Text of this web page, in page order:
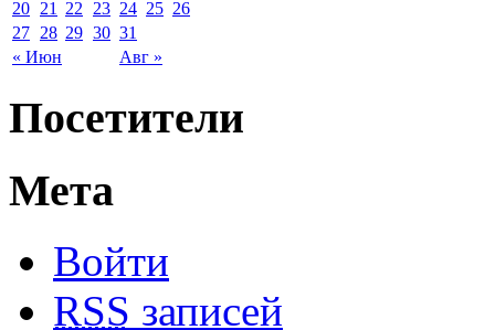
« Июн Авг »
20 21 22 23 24 25 26
27 28 29 30 31
Посетители
Мета
Войти
RSS записей